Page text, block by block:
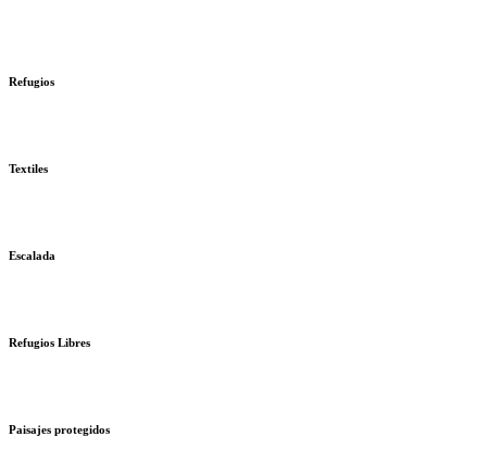
Refugios
Textiles
Escalada
Refugios Libres
Paisajes protegidos